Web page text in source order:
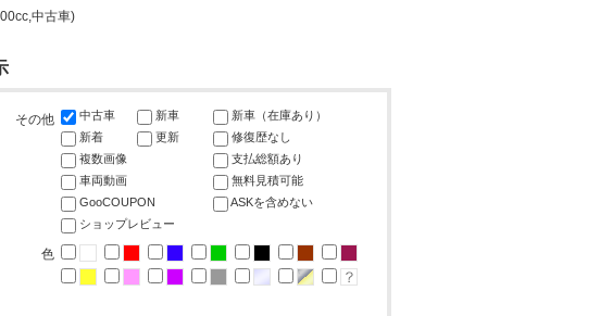
中古車)
その他 中古車 新車
新車（在庫あり）
新着
更新
修復歴なし
複数画像
支払総額あり
車両動画
無料見積可能
GooCOUPON
ASKを含めない
ショップレビュー
色